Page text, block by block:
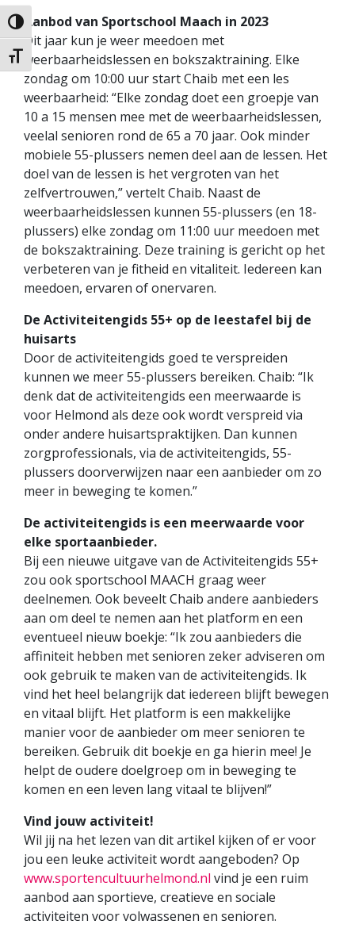
Keuze voor hoog contrast
Kies grootte van het lettertype
Aanbod van Sportschool Maach in 2023
Dit jaar kun je weer meedoen met
weerbaarheidslessen en bokszaktraining. Elke
zondag om 10:00 uur start Chaib met een les
weerbaarheid: “Elke zondag doet een groepje van
10 a 15 mensen mee met de weerbaarheidslessen,
veelal senioren rond de 65 a 70 jaar. Ook minder
mobiele 55-plussers nemen deel aan de lessen. Het
doel van de lessen is het vergroten van het
zelfvertrouwen,” vertelt Chaib. Naast de
weerbaarheidslessen kunnen 55-plussers (en 18-
plussers) elke zondag om 11:00 uur meedoen met
de bokszaktraining. Deze training is gericht op het
verbeteren van je fitheid en vitaliteit. Iedereen kan
meedoen, ervaren of onervaren.
De Activiteitengids 55+ op de leestafel bij de
huisarts
Door de activiteitengids goed te verspreiden
kunnen we meer 55-plussers bereiken. Chaib: “Ik
denk dat de activiteitengids een meerwaarde is
voor Helmond als deze ook wordt verspreid via
onder andere huisartspraktijken. Dan kunnen
zorgprofessionals, via de activiteitengids, 55-
plussers doorverwijzen naar een aanbieder om zo
meer in beweging te komen.”
De activiteitengids is een meerwaarde voor
elke sportaanbieder.
Bij een nieuwe uitgave van de Activiteitengids 55+
zou ook sportschool MAACH graag weer
deelnemen. Ook beveelt Chaib andere aanbieders
aan om deel te nemen aan het platform en een
eventueel nieuw boekje: “Ik zou aanbieders die
affiniteit hebben met senioren zeker adviseren om
ook gebruik te maken van de activiteitengids. Ik
vind het heel belangrijk dat iedereen blijft bewegen
en vitaal blijft. Het platform is een makkelijke
manier voor de aanbieder om meer senioren te
bereiken. Gebruik dit boekje en ga hierin mee! Je
helpt de oudere doelgroep om in beweging te
komen en een leven lang vitaal te blijven!”
Vind jouw activiteit!
Wil jij na het lezen van dit artikel kijken of er voor
jou een leuke activiteit wordt aangeboden? Op
www.sportencultuurhelmond.nl vind je een ruim
aanbod aan sportieve, creatieve en sociale
activiteiten voor volwassenen en senioren.